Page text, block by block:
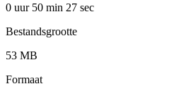
0 uur 50 min 27 sec
Bestandsgrootte
53 MB
Formaat